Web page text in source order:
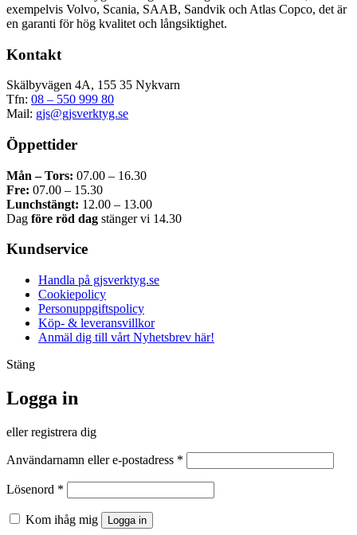
varianter.
De
väljas
produktsidan
exempelvis Volvo, Scania, SAAB, Sandvik och Atlas Copco, det är
en garanti för hög kvalitet och långsiktighet.
Kontakt
Skälbyvägen 4A, 155 35 Nykvarn
Tfn: 08 – 550 999 80
Mail: gjs@gjsverktyg.se
Öppettider
Mån – Tors: 07.00 – 16.30
Fre: 07.00 – 15.30
Lunchstängt: 12.00 – 13.00
Dag före röd dag stänger vi 14.30
Kundservice
Handla på gjsverktyg.se
Cookiepolicy
Personuppgiftspolicy
Köp- & leveransvillkor
Anmäl dig till vårt Nyhetsbrev här!
Stäng
Logga in
eller registrera dig
Användarnamn eller e-postadress *
Lösenord *
Kom ihåg mig Logga in